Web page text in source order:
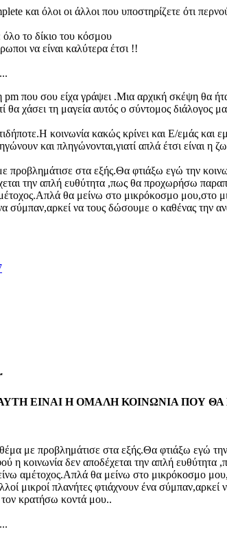
και όλοι οι άλλοι που υποστηρίζετε ότι
όλο το δίκιο του κόσμου
να είναι καλύτερα έτσι !!
που σου είχα γράψει .Μια αρχική σκέψη θα
θα χάσει τη μαγεία αυτός ο σύντομος διάλογος
κοινωνία κακώς κρίνει και Ε/εμάς και
και πληγώνονται,γιατί απλά έτσι είναι η
προβλημάτισε στα εξής.Θα φτιάξω εγώ την
την απλή ευθύτητα ,πως θα προχωρήσω
θα μείνω στο μικρόκοσμο μου,στο
σύμπαν,αρκεί να τους δώσουμε ο καθένας
ΑΥΤΗ ΕΙΝΑΙ Η ΟΜΑΛΗ ΚΟΙΝΩΝΙΑ ΠΟΥ ΘΑ
με προβλημάτισε στα εξής.Θα φτιάξω εγώ
η κοινωνία δεν αποδέχεται την απλή
αμέτοχος.Απλά θα μείνω στο μικρόκοσμο
μικροί πλανήτες φτιάχνουν ένα
κρατήσω κοντά μου..